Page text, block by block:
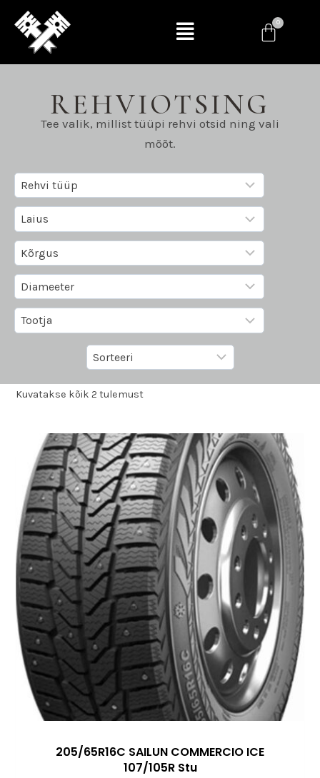
REHVIOTSING
Tee valik, millist tüüpi rehvi otsid ning vali
mõõt.
Kuvatakse kõik 2 tulemust
205/65R16C SAILUN COMMERCIO ICE
107/105R Stu